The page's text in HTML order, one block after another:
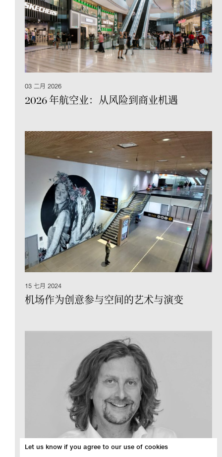
03 二月 2026
2026 年航空业：从风险到商业机遇
15 七月 2024
机场作为创意参与空间的艺术与演变
Let us know if you agree to our use of cookies